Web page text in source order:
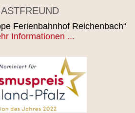
Ferienbahnhof Reichenbach“
Informationen ...